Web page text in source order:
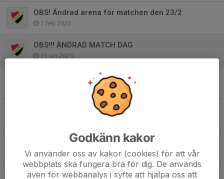
OBS! Ändrad arena för matchen den 23/2
1 feb 2025
OBS!!! ÄNDRAD MATCH DAG
13 jan 2025
Påminnelse om Företagshockeyn den 1/2
Kioskbemanning A-lagets fortsättningsserie
8 dec 2024
Lag- och porträttfoto 11/11
Godkänn kakor
Vi använder oss av kakor (cookies) för att vår
webbplats ska fungera bra för dig. De används
även för webbanalys i syfte att hjälpa oss att